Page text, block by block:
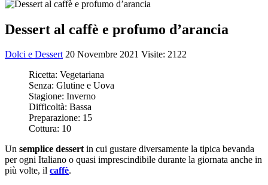
Dessert al caffè e profumo d’arancia
Dolci e Dessert 20 Novembre 2021 Visite: 2122
Ricetta: Vegetariana
Senza: Glutine e Uova
Stagione: Inverno
Difficoltà: Bassa
Preparazione: 15
Cottura: 10
Un semplice dessertin cui gustare diversamente la tipica bevanda
per ogni Italiano o quasi imprescindibile durante la giornata anche in
più volte, il caffè.